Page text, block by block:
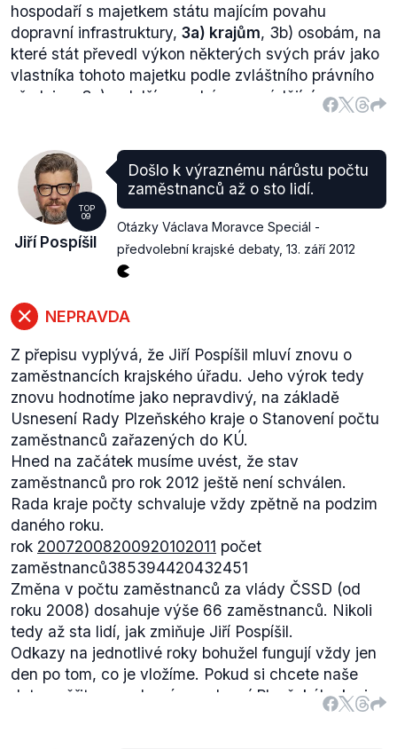
hospodaří s majetkem státu majícím povahu
dopravní infrastruktury, 3a) krajům, 3b) osobám, na
které stát převedl výkon některých svých práv jako
vlastníka tohoto majetku podle zvláštního právního
předpisu, 3c) a dalším osobám provádějícím
výstavbu, modernizaci, opravy a údržbu podle
konkrétně píše, že: "Rozhodně nebude ani možné
poskytovat předfinancování krajům na projekty EU
na silnicích II. a III. tříd."
Ani v rámci jednotlivých projektů není k nalezení
projekt, kdy by byl na krajskou silnici alokován
nějaký objem finančních prostředků. Z tohoto
pravdivý, neboť korektně pojmenovává fakta ve
svém hodnocení.
TOP
09
Jiří Pospíšil
Došlo k výraznému nárůstu počtu
zaměstnanců až o sto lidí.
Otázky Václava Moravce Speciál -
předvolební krajské debaty, 13. září 2012
NEPRAVDA
Z přepisu vyplývá, že Jiří Pospíšil mluví znovu o
zaměstnancích krajského úřadu. Jeho výrok tedy
znovu hodnotíme jako nepravdivý, na základě
Usnesení Rady Plzeňského kraje o Stanovení počtu
zaměstnanců zařazených do KÚ.
Hned na začátek musíme uvést, že stav
zaměstnanců pro rok 2012 ještě není schválen.
Rada kraje počty schvaluje vždy zpětně na podzim
daného roku.
rok 20072008200920102011 počet
zaměstnanců385394420432451
Změna v počtu zaměstnanců za vlády ČSSD (od
roku 2008) dosahuje výše 66 zaměstnanců. Nikoli
tedy až sta lidí, jak zmiňuje Jiří Pospíšil.
Odkazy na jednotlivé roky bohužel fungují vždy jen
den po tom, co je vložíme. Pokud si chcete naše
data ověřit, na
webovém rozhraní Plzeňského kraje
klikněte na dalekohled v levém horním rohu, klikněte